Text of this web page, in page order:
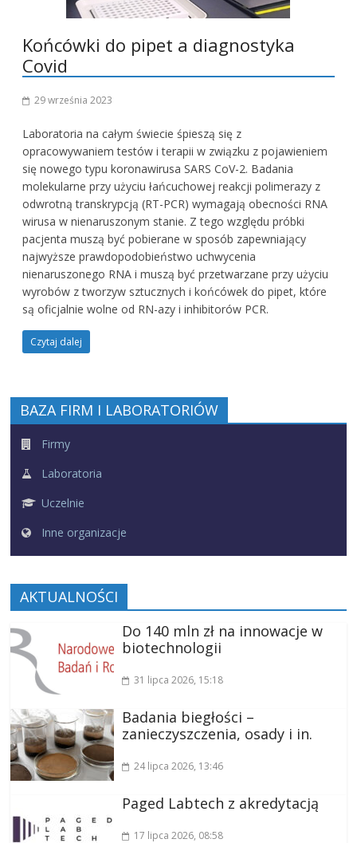
Końcówki do pipet a diagnostyka
Covid
29 września 2023
Laboratoria na całym świecie śpieszą się z
opracowywaniem testów i terapii w związku z pojawieniem
się nowego typu koronawirusa SARS CoV-2. Badania
molekularne przy użyciu łańcuchowej reakcji polimerazy z
odwrotną transkrypcją (RT-PCR) wymagają obecności RNA
wirusa w nienaruszonym stanie. Z tego względu próbki
pacjenta muszą być pobierane w sposób zapewniający
najwyższe prawdopodobieństwo uchwycenia
nienaruszonego RNA i muszą być przetwarzane przy użyciu
wyrobów z tworzyw sztucznych i końcówek do pipet, które
są oficjalnie wolne od RN-azy i inhibitorów PCR.
Czytaj dalej
BAZA FIRM I LABORATORIÓW
Firmy
Laboratoria
Uczelnie
Inne organizacje
AKTUALNOŚCI
Do 140 mln zł na innowacje w
biotechnologii
31 lipca 2026, 15:18
Badania biegłości –
zanieczyszczenia, osady i in.
24 lipca 2026, 13:46
Paged Labtech z akredytacją
17 lipca 2026, 08:58